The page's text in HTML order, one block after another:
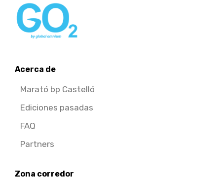
Acerca de
Marató bp Castelló
Ediciones pasadas
FAQ
Partners
Zona corredor